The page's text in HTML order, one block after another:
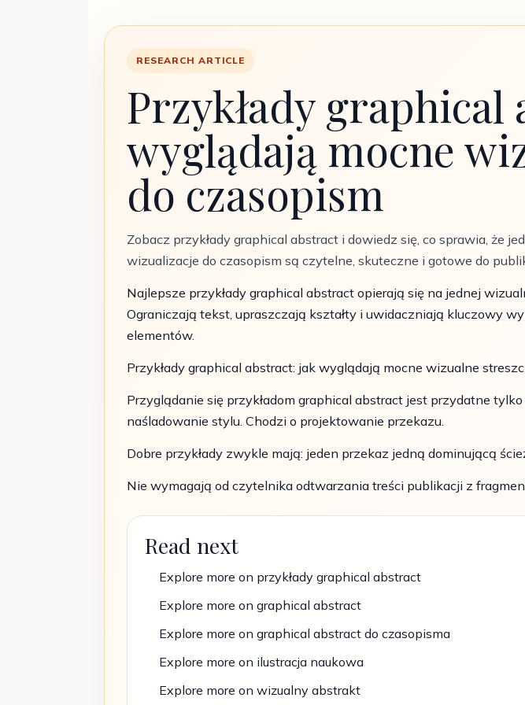
RESEARCH ARTICLE
Przykłady graphical
wyglądają mocne
do czasopism
Zobacz przykłady graphical abstract i dowiedz się, co sprawia, że
wizualizacje do czasopism są czytelne, skuteczne i gotowe do
Najlepsze przykłady graphical abstract opierają się na jednej
Ograniczają tekst, upraszczają kształty i uwidaczniają kluczowy
elementów.
Przykłady graphical abstract: jak wyglądają mocne wizualne
Przyglądanie się przykładom graphical abstract jest przydatne
naśladowanie stylu. Chodzi o projektowanie przekazu.
Dobre przykłady zwykle mają: jeden przekaz jedną dominującą
Nie wymagają od czytelnika odtwarzania treści publikacji z
Read next
Explore more on przykłady graphical abstract
Explore more on graphical abstract
Explore more on graphical abstract do czasopisma
Explore more on ilustracja naukowa
Explore more on wizualny abstrakt